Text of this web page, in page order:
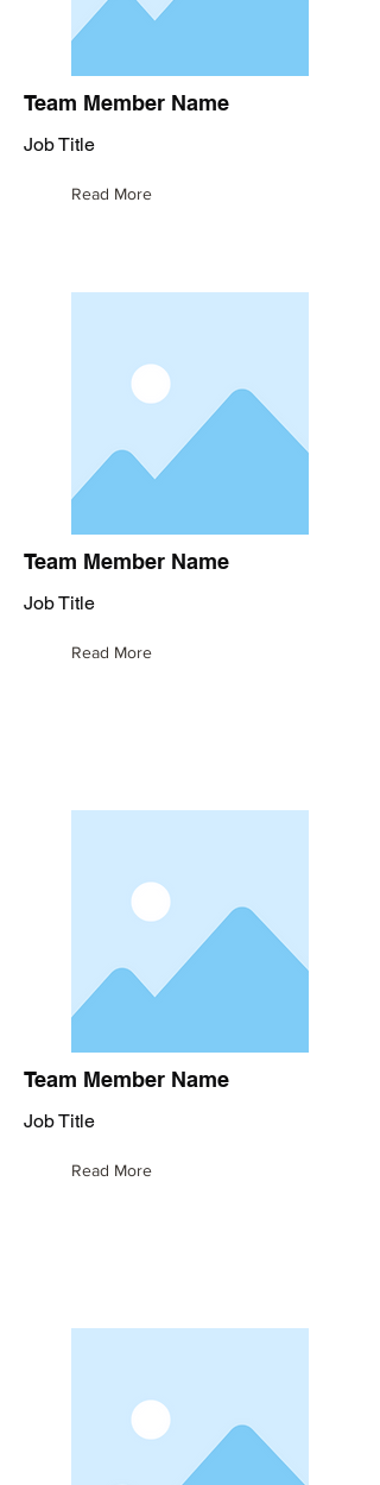
Team Member Name
Job Title
Read More
Team Member Name
Job Title
Read More
Team Member Name
Job Title
Read More